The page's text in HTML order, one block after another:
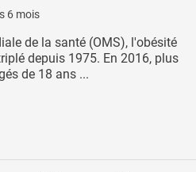
6 mois
de la santé (OMS), l'obésité
depuis 1975. En 2016, plus
de 18 ans ...